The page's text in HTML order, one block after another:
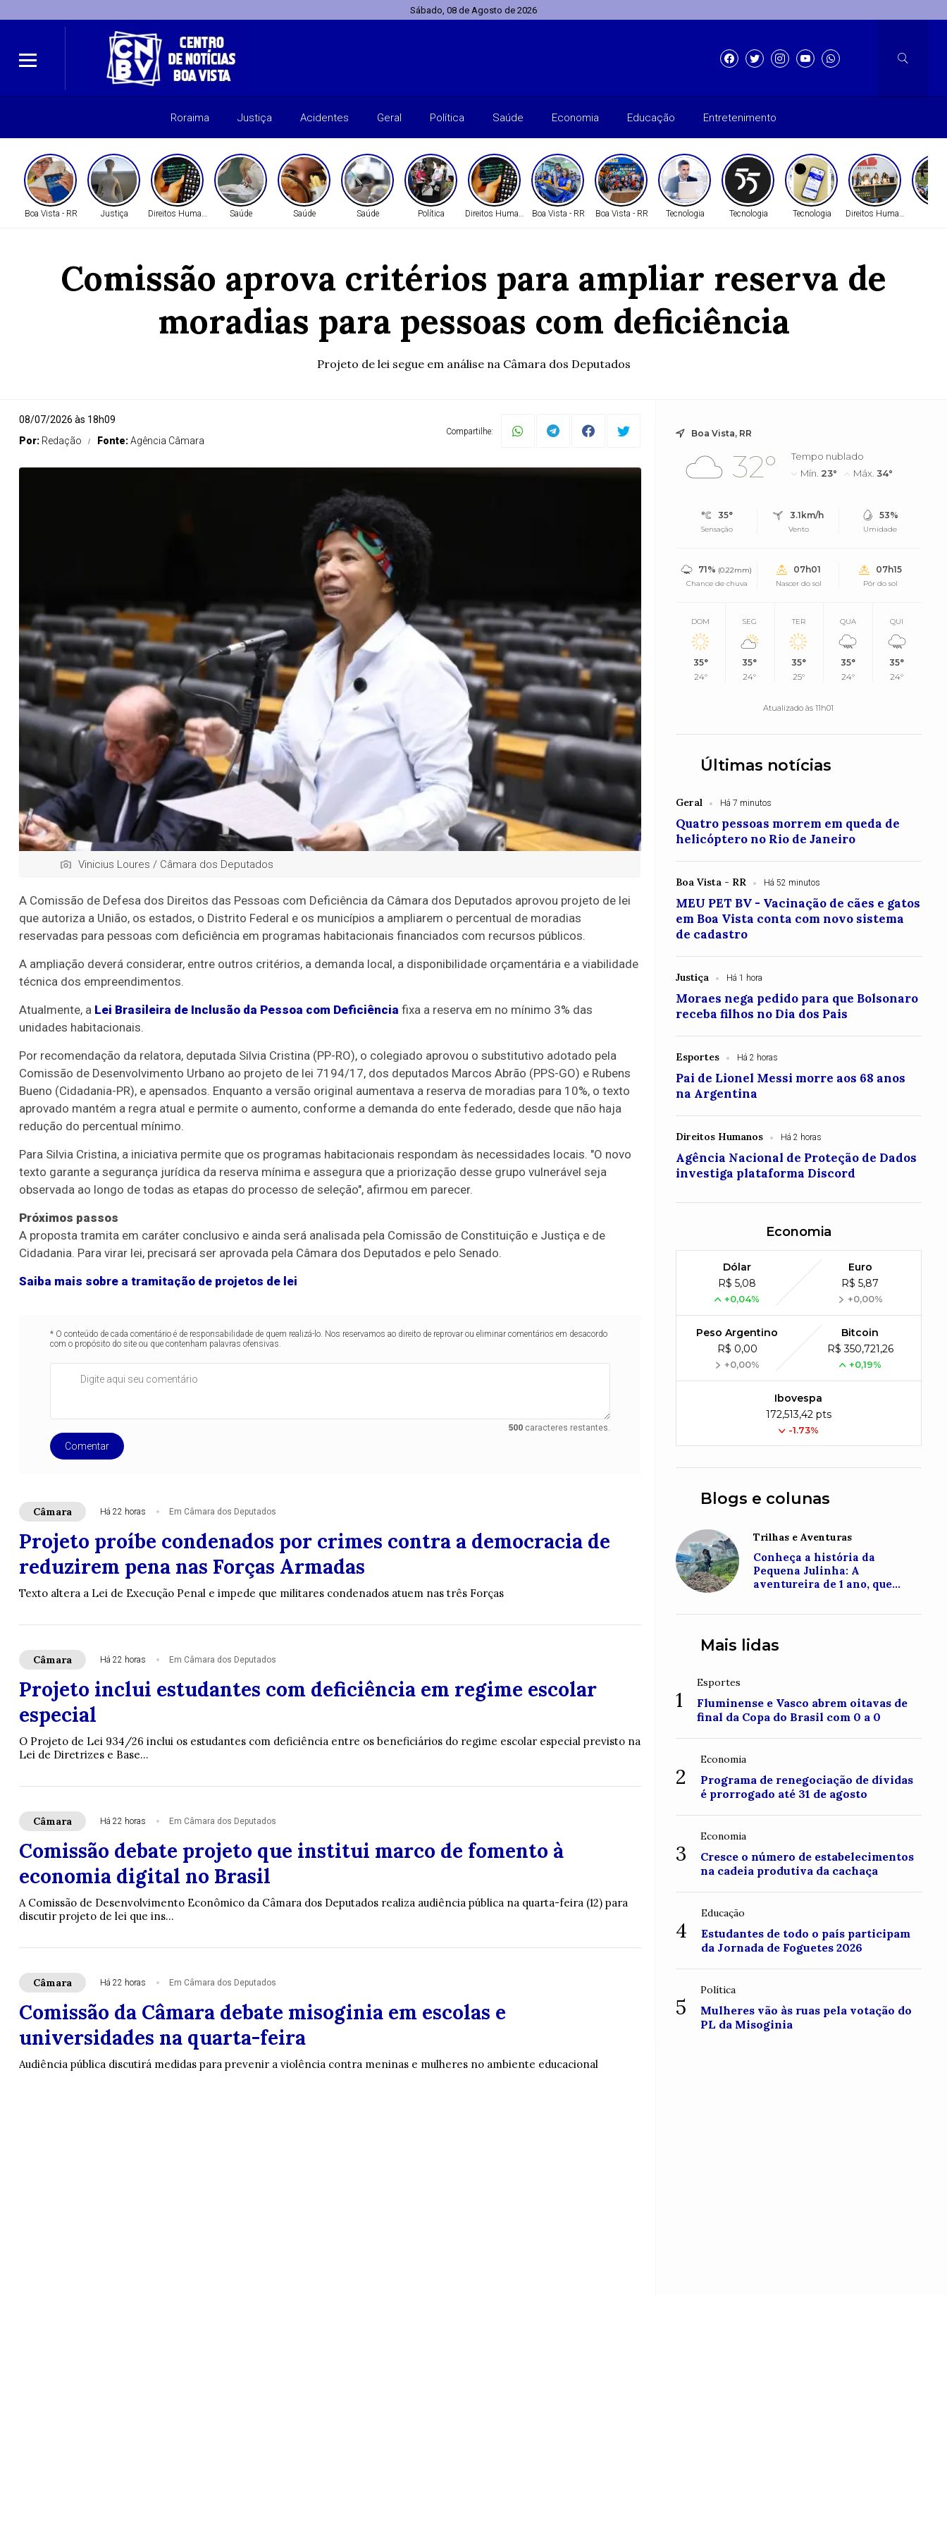
Sábado, 08 de Agosto de 2026
Roraima Justiça Acidentes Geral Política Saúde Economia Educação Entretenimento
Boa Vista - RR Justiça Direitos Humanos Saúde Saúde Saúde Política Direitos Humanos Boa Vista - RR Boa Vista - RR Tecnologia Tecnologia Tecnologia Direitos Humanos
Comissão aprova critérios para ampliar reserva de
moradias para pessoas com deficiência
Projeto de lei segue em análise na Câmara dos Deputados
08/07/2026 às 18h09
Por: Redação Fonte:Agência Câmara
Compartilhe:
Vinicius Loures / Câmara dos Deputados
A Comissão de Defesa dos Direitos das Pessoas com Deficiência da Câmara dos Deputados aprovou projeto de lei
que autoriza a União, os estados, o Distrito Federal e os municípios a ampliarem o percentual de moradias
reservadas para pessoas com deficiência em programas habitacionais financiados com recursos públicos.
A ampliação deverá considerar, entre outros critérios, a demanda local, a disponibilidade orçamentária e a viabilidade
técnica dos empreendimentos.
Atualmente, a Lei Brasileira de Inclusão da Pessoa com Deficiência fixa a reserva em no mínimo 3% das
unidades habitacionais.
Por recomendação da relatora, deputada Silvia Cristina (PP-RO), o colegiado aprovou o substitutivo adotado pela
Comissão de Desenvolvimento Urbano ao projeto de lei 7194/17, dos deputados Marcos Abrão (PPS-GO) e Rubens
Bueno (Cidadania-PR), e apensados. Enquanto a versão original aumentava a reserva de moradias para 10%, o texto
aprovado mantém a regra atual e permite o aumento, conforme a demanda do ente federado, desde que não haja
redução do percentual mínimo.
Para Silvia Cristina, a iniciativa permite que os programas habitacionais respondam às necessidades locais. "O novo
texto garante a segurança jurídica da reserva mínima e assegura que a priorização desse grupo vulnerável seja
observada ao longo de todas as etapas do processo de seleção", afirmou em parecer.
Próximos passos
A proposta tramita em caráter conclusivo e ainda será analisada pela Comissão de Constituição e Justiça e de
Cidadania. Para virar lei, precisará ser aprovada pela Câmara dos Deputados e pelo Senado.
Saiba mais sobre a tramitação de projetos de lei
* O conteúdo de cada comentário é de responsabilidade de quem realizá-lo. Nos reservamos ao direito de reprovar ou eliminar comentários em desacordo
com o propósito do site ou que contenham palavras ofensivas.
500caracteres restantes.
Comentar
Câmara Há 22 horas Em Câmara dos Deputados
Projeto proíbe condenados por crimes contra a democracia de
reduzirem pena nas Forças Armadas
Texto altera a Lei de Execução Penal e impede que militares condenados atuem nas três Forças
Câmara Há 22 horas Em Câmara dos Deputados
Projeto inclui estudantes com deficiência em regime escolar
especial
O Projeto de Lei 934/26 inclui os estudantes com deficiência entre os beneficiários do regime escolar especial previsto na
Lei de Diretrizes e Base...
Câmara Há 22 horas Em Câmara dos Deputados
Comissão debate projeto que institui marco de fomento à
economia digital no Brasil
A Comissão de Desenvolvimento Econômico da Câmara dos Deputados realiza audiência pública na quarta-feira (12) para
discutir projeto de lei que ins...
Câmara Há 22 horas Em Câmara dos Deputados
Comissão da Câmara debate misoginia em escolas e
universidades na quarta-feira
Audiência pública discutirá medidas para prevenir a violência contra meninas e mulheres no ambiente educacional
Boa Vista, RR
32°
Tempo nublado
Mín. 23° Máx.34°
35°
Sensação
3.1km/h
Vento
53%
Umidade
71% (0.22mm)
Chance de chuva
07h01
Nascer do sol
07h15
Pôr do sol
DOM
35°
24°
SEG
35°
24°
TER
35°
25°
QUA
35°
24°
QUI
35°
24°
Atualizado às 11h01
Últimas notícias
Geral Há 7 minutos
Quatro pessoas morrem em queda de
helicóptero no Rio de Janeiro
Boa Vista - RR Há 52 minutos
MEU PET BV - Vacinação de cães e gatos
em Boa Vista conta com novo sistema
de cadastro
Justiça Há 1 hora
Moraes nega pedido para que Bolsonaro
receba filhos no Dia dos Pais
Esportes Há 2 horas
Pai de Lionel Messi morre aos 68 anos
na Argentina
Direitos Humanos Há 2 horas
Agência Nacional de Proteção de Dados
investiga plataforma Discord
Economia
Dólar
R$ 5,08
+0,04%
Euro
R$ 5,87
+0,00%
Peso Argentino
R$ 0,00
+0,00%
Bitcoin
R$ 350,721,26
+0,19%
Ibovespa
172,513,42 pts
-1.73%
Blogs e colunas
Trilhas e Aventuras
Conheça a história da
Pequena Julinha: A
aventureira de 1 ano, que
Roraima
Mais lidas
1
Esportes
Fluminense e Vasco abrem oitavas de
final da Copa do Brasil com 0 a 0
2
Economia
Programa de renegociação de dívidas
é prorrogado até 31 de agosto
3
Economia
Cresce o número de estabelecimentos
na cadeia produtiva da cachaça
4
Educação
Estudantes de todo o país participam
da Jornada de Foguetes 2026
5
Política
Mulheres vão às ruas pela votação do
PL da Misoginia